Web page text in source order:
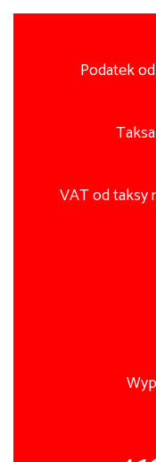
Podatek
VAT od taksy